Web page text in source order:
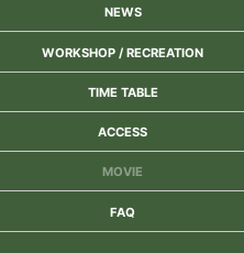
NEWS
WORKSHOP / RECREATION
TIME TABLE
ACCESS
MOVIE
FAQ